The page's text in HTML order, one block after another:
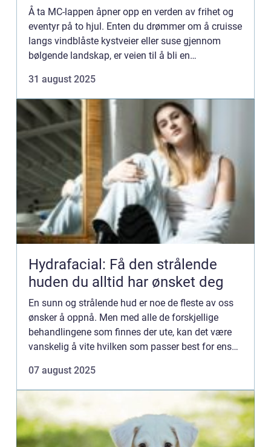
Å ta MC-lappen åpner opp en verden av frihet og
eventyr på to hjul. Enten du drømmer om å cruisse
langs vindblåste kystveier eller suse gjennom
bølgende landskap, er veien til å bli en
31 august 2025
Hydrafacial: Få den strålende
huden du alltid har ønsket deg
En sunn og strålende hud er noe de fleste av oss
ønsker å oppnå. Men med alle de forskjellige
behandlingene som finnes der ute, kan det være
vanskelig å vite hvilken som passer best for ens
07 august 2025